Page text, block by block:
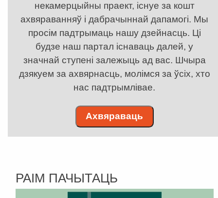
некамерцыйны праект, існуе за кошт
ахвяраванняў і дабрачыннай дапамогі. Мы
просім падтрымаць нашу дзейнасць. Ці
будзе наш партал існаваць далей, у
значнай ступені залежыць ад вас. Шчыра
дзякуем за ахвярнасць, молімся за ўсіх, хто
нас падтрымлівае.
Ахвяраваць
РАІМ ПАЧЫТАЦЬ